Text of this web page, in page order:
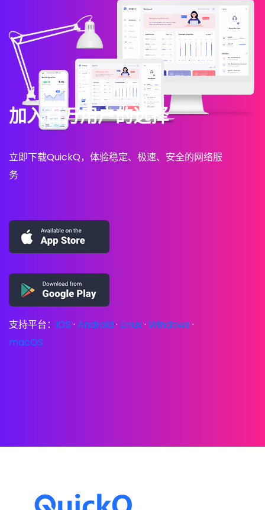
加入百万用户的选择
立即下载QuickQ，体验稳定、极速、安全的网络服
务
支持平台： iOS · Android· Linux· Windows ·
macOS